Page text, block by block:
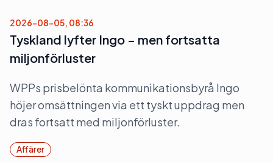
2026-08-05, 08:36
Tyskland lyfter Ingo – men fortsatta
miljonförluster
WPPs prisbelönta kommunikationsbyrå Ingo
höjer omsättningen via ett tyskt uppdrag men
dras fortsatt med miljonförluster.
Affärer